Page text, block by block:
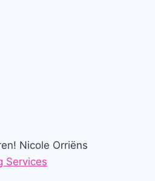
Nicole Orriëns
Services